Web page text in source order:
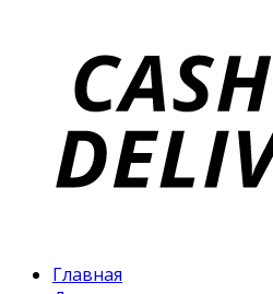
Главная